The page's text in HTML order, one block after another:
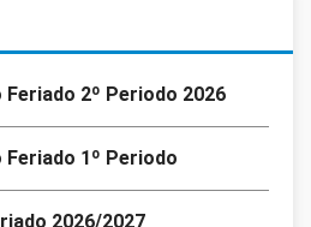
2º Periodo 2026
1º Periodo
2026/2027